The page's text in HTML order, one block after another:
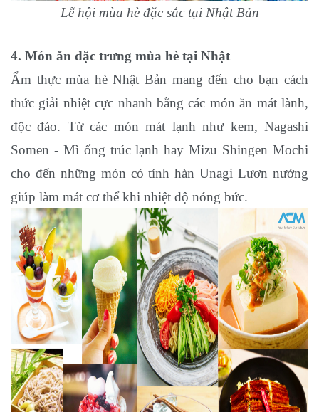
Lễ hội mùa hè đặc sắc tại Nhật Bản
4. Món ăn đặc trưng mùa hè tại Nhật
Ẩm thực mùa hè Nhật Bản mang đến cho bạn cách
thức giải nhiệt cực nhanh bằng các món ăn mát lành,
độc đáo. Từ các món mát lạnh như kem, Nagashi
Somen - Mì ống trúc lạnh hay Mizu Shingen Mochi
cho đến những món có tính hàn Unagi Lươn nướng
giúp làm mát cơ thể khi nhiệt độ nóng bức.